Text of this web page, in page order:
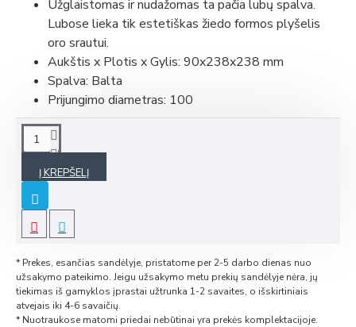
Užglaistomas ir nudažomas ta pačia lubų spalva.
Lubose lieka tik estetiškas žiedo formos plyšelis
oro srautui.
Aukštis x Plotis x Gylis: 90x238x238 mm
Spalva: Balta
Prijungimo diametras: 100
Į KREPŠELĮ
* Prekes, esančias sandėlyje, pristatome per 2-5 darbo dienas nuo
užsakymo pateikimo. Jeigu užsakymo metu prekių sandėlyje nėra, jų
tiekimas iš gamyklos įprastai užtrunka 1-2 savaites, o išskirtiniais
atvejais iki 4-6 savaičių.
* Nuotraukose matomi priedai nebūtinai yra prekės komplektacijoje.